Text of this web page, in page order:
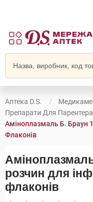
Аптека D.S.
Препарати Для
Аміноплазмаль Б. Браун
Флаконів
розчин для
флаконів